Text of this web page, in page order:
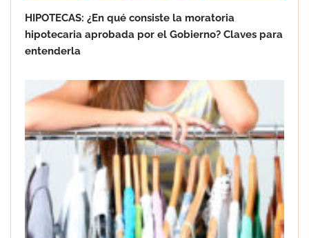
Rentokil detecta un aumento de
garrapatas este verano: el calor
dispara su presencia en parques,
jardines y hogares
HIPOTECAS: ¿En qué consiste la moratoria
hipotecaria aprobada por el Gobierno? Claves para
entenderla